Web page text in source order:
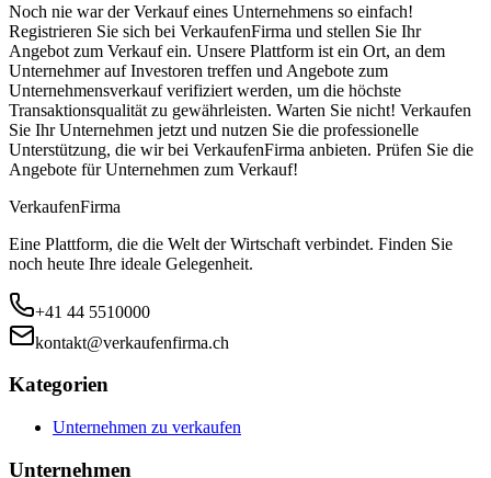
Noch nie war der Verkauf eines Unternehmens so einfach!
Registrieren Sie sich bei VerkaufenFirma und stellen Sie Ihr
Angebot zum Verkauf ein. Unsere Plattform ist ein Ort, an dem
Unternehmer auf Investoren treffen und Angebote zum
Unternehmensverkauf verifiziert werden, um die höchste
Transaktionsqualität zu gewährleisten. Warten Sie nicht! Verkaufen
Sie Ihr Unternehmen jetzt und nutzen Sie die professionelle
Unterstützung, die wir bei VerkaufenFirma anbieten. Prüfen Sie die
Angebote für Unternehmen zum Verkauf!
VerkaufenFirma
Eine Plattform, die die Welt der Wirtschaft verbindet. Finden Sie
noch heute Ihre ideale Gelegenheit.
+41 44 5510000
kontakt@verkaufenfirma.ch
Kategorien
Unternehmen zu verkaufen
Unternehmen